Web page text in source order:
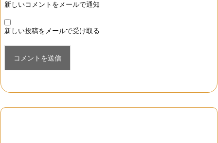
新しいコメントをメールで通知
新しい投稿をメールで受け取る